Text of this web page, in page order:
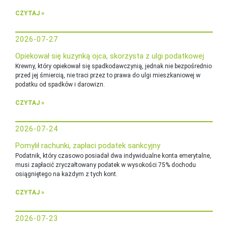
CZYTAJ »
2026-07-27
Opiekował się kuzynką ojca, skorzysta z ulgi podatkowej
Krewny, który opiekował się spadkodawczynią, jednak nie bezpośrednio
przed jej śmiercią, nie traci przez to prawa do ulgi mieszkaniowej w
podatku od spadków i darowizn.
CZYTAJ »
2026-07-24
Pomylił rachunki, zapłaci podatek sankcyjny
Podatnik, który czasowo posiadał dwa indywidualne konta emerytalne,
musi zapłacić zryczałtowany podatek w wysokości 75% dochodu
osiągniętego na każdym z tych kont.
CZYTAJ »
2026-07-23